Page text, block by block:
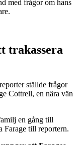
med frågor om hans
trakassera
ställde frågor
Cottrell, en nära vän
en gång till
Farage till reportern.